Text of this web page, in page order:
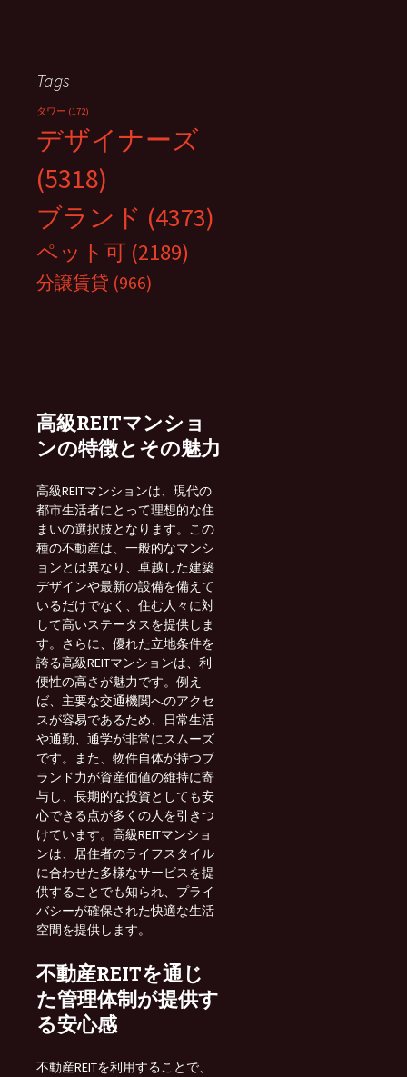
Tags
タワー (172)
デザイナーズ
(5318)
ブランド (4373)
ペット可 (2189)
分譲賃貸 (966)
高級REITマンショ
ンの特徴とその魅力
高級REITマンションは、現代の
都市生活者にとって理想的な住
まいの選択肢となります。この
種の不動産は、一般的なマンシ
ョンとは異なり、卓越した建築
デザインや最新の設備を備えて
いるだけでなく、住む人々に対
して高いステータスを提供しま
す。さらに、優れた立地条件を
誇る高級REITマンションは、利
便性の高さが魅力です。例え
ば、主要な交通機関へのアクセ
スが容易であるため、日常生活
や通勤、通学が非常にスムーズ
です。また、物件自体が持つブ
ランド力が資産価値の維持に寄
与し、長期的な投資としても安
心できる点が多くの人を引きつ
けています。高級REITマンショ
ンは、居住者のライフスタイル
に合わせた多様なサービスを提
供することでも知られ、プライ
バシーが確保された快適な生活
空間を提供します。
不動産REITを通じ
た管理体制が提供す
る安心感
不動産REITを利用することで、